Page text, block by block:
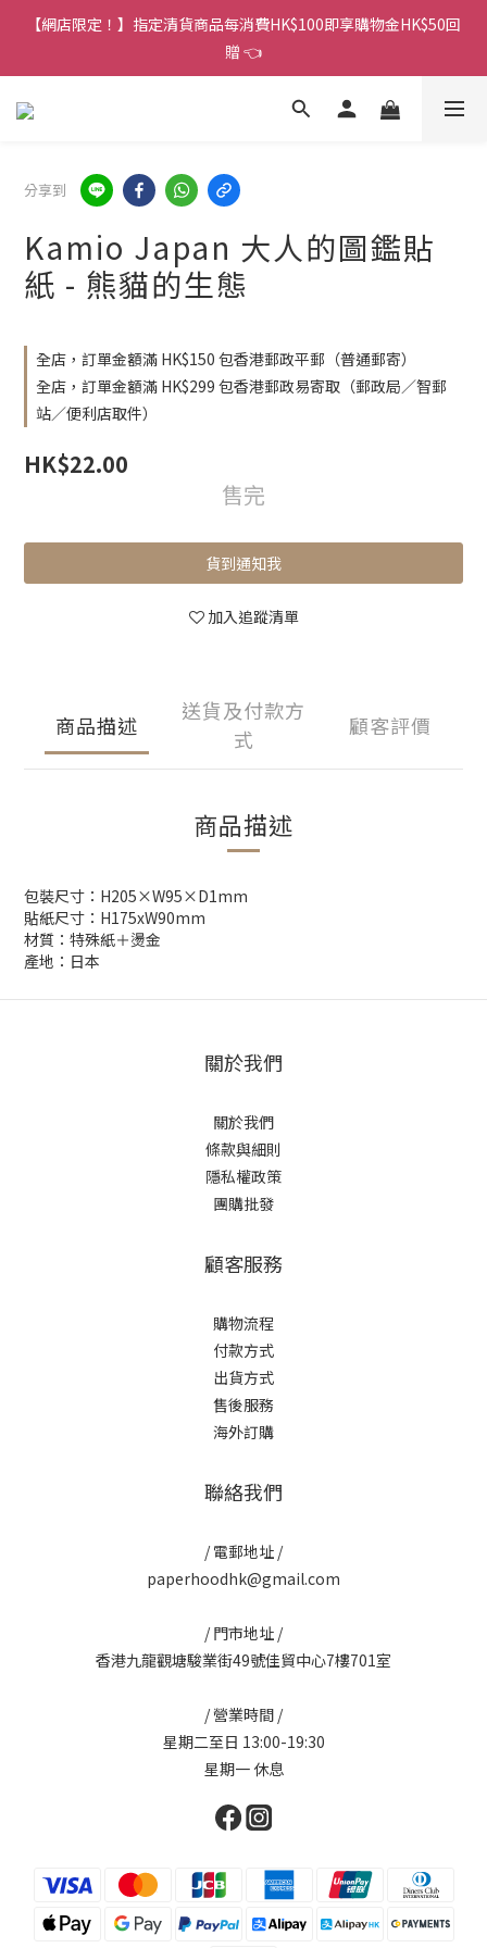
香港訂單金額滿HK$150包平郵｜滿HK$299包易寄取｜滿HK$499
包順豐／京東
【網店限定！】指定清貨商品每消費HK$100即享購物金HK$50回
贈 👈
香港訂單金額滿HK$150包平郵｜滿HK$299包易寄取｜滿HK$499
分享到
Kamio Japan 大人的圖鑑貼
紙 - 熊貓的生態
全店，訂單金額滿 HK$150 包香港郵政平郵（普通郵寄）
全店，訂單金額滿 HK$299 包香港郵政易寄取（郵政局／智郵
站／便利店取件）
HK$22.00
售完
貨到通知我
加入追蹤清單
商品描述
送貨及付款方
式
顧客評價
商品描述
包裝尺寸：H205×W95×D1mm
貼紙尺寸：H175xW90mm
材質：特殊紙＋燙金
產地：日本
關於我們
關於我們
條款與細則
隱私權政策
團購批發
顧客服務
購物流程
付款方式
出貨方式
售後服務
海外訂購
聯絡我們
/ 電郵地址 /
paperhoodhk@gmail.com
/ 門市地址 /
香港九龍觀塘駿業街49號佳貿中心7樓701室
/ 營業時間 /
星期二至日 13:00-19:30
星期一 休息